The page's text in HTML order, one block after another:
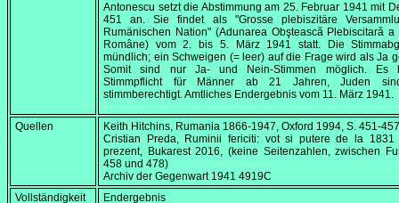
Antonescu setzt die Abstimmung am 25. Februar 1941 mit
451 an. Sie findet als "Grosse plebiszitäre
Rumänischen Nation" (Adunarea Obştească Plebiscitară a
Române) vom 2. bis 5. März 1941 statt. Die
mündlich; ein Schweigen (= leer) auf die Frage wird als Ja
Somit sind nur Ja- und Nein-Stimmen möglich. Es
Stimmpflicht für Männer ab 21 Jahren, Juden
stimmberechtigt. Amtliches Endergebnis vom 11. März 1941.
Quellen Keith Hitchins, Rumania 1866-1947, Oxford 1994, S. 451-457
Cristian Preda, Ruminii fericiti: vot si putere de la
prezent, Bukarest 2016, (keine Seitenzahlen, zwischen
458 und 478)
Archiv der Gegenwart 1941 4919C
Vollständigkeit
Endergebnis